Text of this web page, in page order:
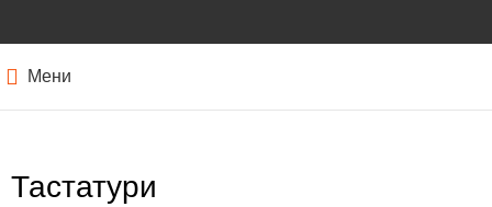
Мени
Тастатури